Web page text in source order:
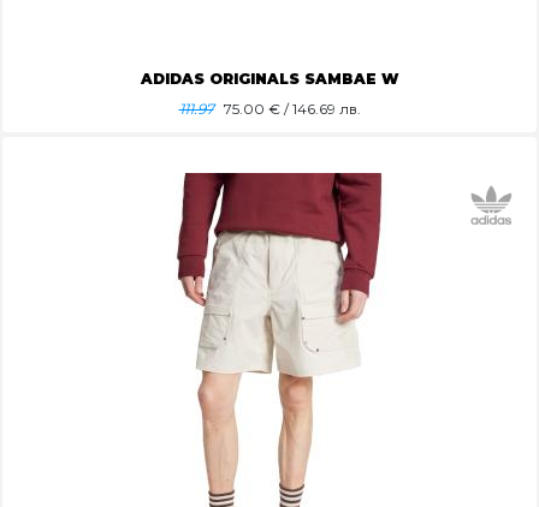
ADIDAS ORIGINALS SAMBAE W
111.97 75.00 € / 146.69 лв.